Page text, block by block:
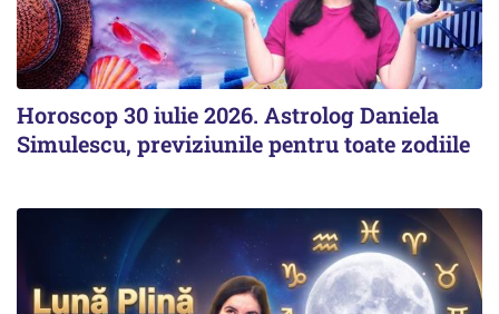
Horoscop 30 iulie 2026. Astrolog Daniela
Simulescu, previziunile pentru toate zodiile